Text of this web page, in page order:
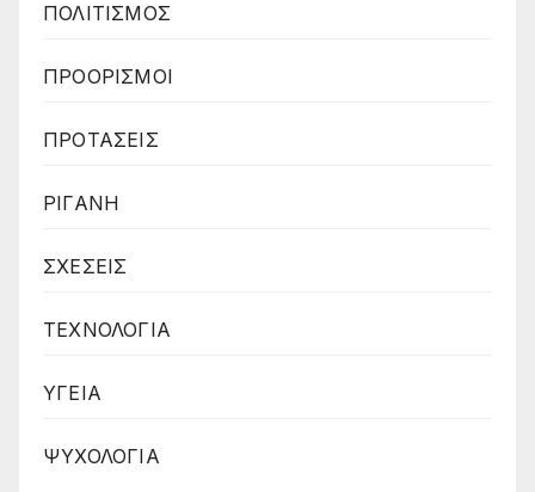
ΠΟΛΙΤΙΣΜΟΣ
ΠΡΟΟΡΙΣΜΟΙ
ΠΡΟΤΑΣΕΙΣ
ΡΙΓΑΝΗ
ΣΧΕΣΕΙΣ
ΤΕΧΝΟΛΟΓΙΑ
ΥΓΕΙΑ
ΨΥΧΟΛΟΓΙΑ